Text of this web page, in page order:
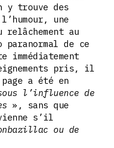
y trouve des
une
au
paranormal de ce
immédiatement
pris, il
a été en
l’influence de
», sans que
s’il
ou de